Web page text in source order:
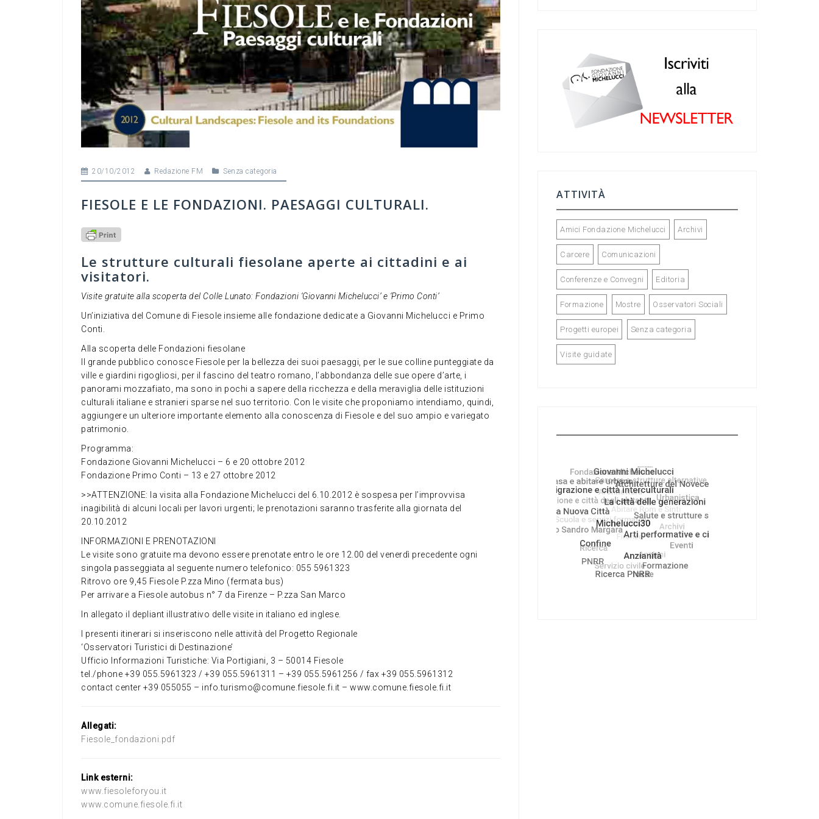
20/10/2012 Redazione FM Senza categoria
FIESOLE E LE FONDAZIONI. PAESAGGI CULTURALI.
Le strutture culturali fiesolane aperte ai cittadini e ai
visitatori.
Visite gratuite alla scoperta del Colle Lunato: Fondazioni ‘Giovanni Michelucci’ e ‘Primo Conti’
Un’iniziativa del Comune di Fiesole insieme alle fondazione dedicate a Giovanni Michelucci e Primo
Conti.
Alla scoperta delle Fondazioni fiesolane
Il grande pubblico conosce Fiesole per la bellezza dei suoi paesaggi, per le sue colline punteggiate da
ville e giardini rigogliosi, per il fascino del teatro romano, l’abbondanza delle sue opere d’arte, i
panorami mozzafiato, ma sono in pochi a sapere della ricchezza e della meraviglia delle istituzioni
culturali italiane e stranieri sparse nel suo territorio. Con le visite che proponiamo intendiamo, quindi,
aggiungere un ulteriore importante elemento alla conoscenza di Fiesole e del suo ampio e variegato
patrimonio.
Programma:
Fondazione Giovanni Michelucci – 6 e 20 ottobre 2012
Fondazione Primo Conti – 13 e 27 ottobre 2012
>>ATTENZIONE: la visita alla Fondazione Michelucci del 6.10.2012 è sospesa per l’improvvisa
inagibilità di alcuni locali per lavori urgenti; le prenotazioni saranno trasferite alla giornata del
20.10.2012
INFORMAZIONI E PRENOTAZIONI
Le visite sono gratuite ma devono essere prenotate entro le ore 12.00 del venerdì precedente ogni
singola passeggiata al seguente numero telefonico: 055 5961323
Ritrovo ore 9,45 Fiesole P.zza Mino (fermata bus)
Per arrivare a Fiesole autobus n° 7 da Firenze – P.zza San Marco
In allegato il depliant illustrativo delle visite in italiano ed inglese.
I presenti itinerari si inseriscono nelle attività del Progetto Regionale
‘Osservatori Turistici di Destinazione’
Ufficio Informazioni Turistiche: Via Portigiani, 3 – 50014 Fiesole
tel./phone +39 055.5961323 / +39 055.5961311 – +39 055.5961256 / fax +39 055.5961312
contact center +39 055055 – info.turismo@comune.fiesole.fi.it – www.comune.fiesole.fi.it
Allegati:
Fiesole_fondazioni.pdf
Link esterni:
www.fiesoleforyou.it
www.comune.fiesole.fi.it
b
o
o
a
m
n
ATTIVITÀ
Amici Fondazione Michelucci Archivi
Carcere Comunicazioni
Conferenze e Convegni Editoria
Formazione Mostre Osservatori Sociali
Progetti europei Senza categoria
Visite guidate